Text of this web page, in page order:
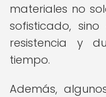
materiales no
sofisticado,
resistencia y
tiempo.
Además,